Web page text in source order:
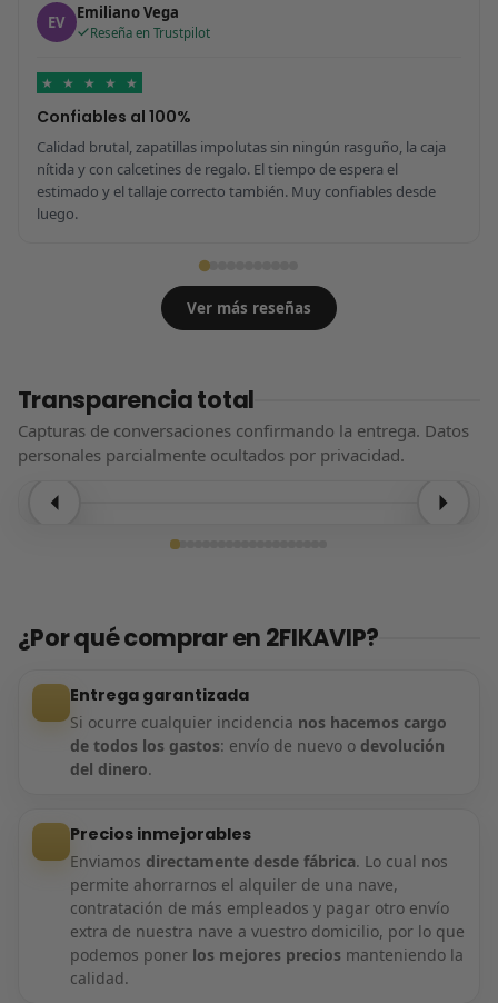
EV Emiliano Vega
Reseña en Trustpilot
★ ★ ★ ★ ★
Confiables al 100%
Calidad brutal, zapatillas impolutas sin ningún rasguño, la caja
nítida y con calcetines de regalo. El tiempo de espera el
estimado y el tallaje correcto también. Muy confiables desde
luego.
Ver más reseñas
Transparencia total
Capturas de conversaciones confirmando la entrega. Datos
personales parcialmente ocultados por privacidad.
¿Por qué comprar en 2FIKAVIP?
Entrega garantizada
Si ocurre cualquier incidencia nos hacemos cargo
de todos los gastos: envío de nuevo o devolución
del dinero.
Precios inmejorables
Enviamos directamente desde fábrica. Lo cual nos
permite ahorrarnos el alquiler de una nave,
contratación de más empleados y pagar otro envío
extra de nuestra nave a vuestro domicilio, por lo que
podemos poner los mejores precios manteniendo la
calidad.